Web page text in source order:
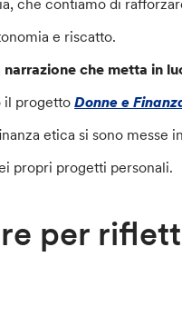
e riscatto.
narrazione che metta in
il progettoDonne e
etica si sono messe
propri progetti personali.
per